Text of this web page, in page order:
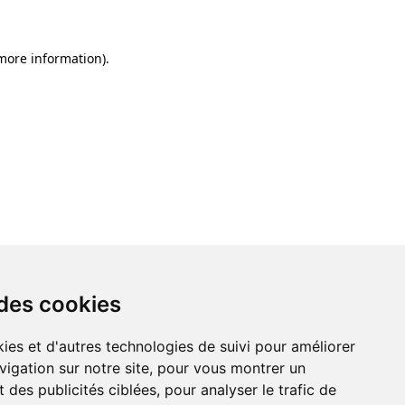
cookies
et d'autres technologies de suivi pour améliorer
sur notre site, pour vous montrer un
des publicités ciblées, pour analyser le trafic de
information).